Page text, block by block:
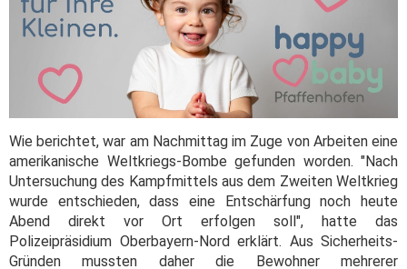
Wie berichtet, war am Nachmittag im Zuge von Arbeiten eine
amerikanische Weltkriegs-Bombe gefunden worden. "Nach
Untersuchung des Kampfmittels aus dem Zweiten Weltkrieg
wurde entschieden, dass eine Entschärfung noch heute
Abend direkt vor Ort erfolgen soll", hatte das
Polizeipräsidium Oberbayern-Nord erklärt. Aus Sicherheits-
Gründen mussten daher die Bewohner mehrerer